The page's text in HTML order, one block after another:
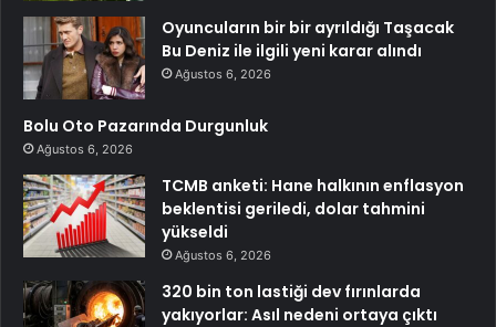
Oyuncuların bir bir ayrıldığı Taşacak
Bu Deniz ile ilgili yeni karar alındı
Ağustos 6, 2026
Bolu Oto Pazarında Durgunluk
Ağustos 6, 2026
TCMB anketi: Hane halkının enflasyon
beklentisi geriledi, dolar tahmini
yükseldi
Ağustos 6, 2026
320 bin ton lastiği dev fırınlarda
yakıyorlar: Asıl nedeni ortaya çıktı